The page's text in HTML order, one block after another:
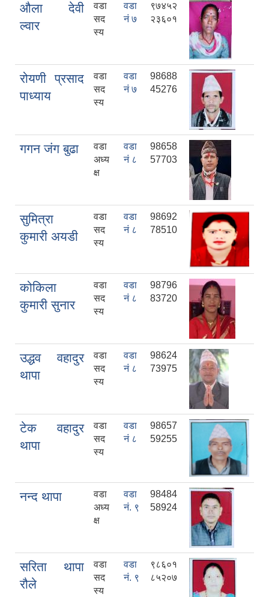
औला देवी
ल्वार
वडा
सद
स्य
वडा
नं ७
९७४५२
२३६०१
रोयणी प्रसाद
पाध्याय
वडा
सद
स्य
वडा
नं ७
98688
45276
गगन जंग बुढा
वडा
अध्य
क्ष
वडा
नं ८
98658
57703
सुमित्रा
कुमारी अयडी
वडा
सद
स्य
वडा
नं ८
98692
78510
कोकिला
कुमारी सुनार
वडा
सद
स्य
वडा
नं ८
98796
83720
उद्धव वहादुर
थापा
वडा
सद
स्य
वडा
नं ८
98624
73975
टेक वहादुर
थापा
वडा
सद
स्य
वडा
नं ८
98657
59255
नन्द थापा
वडा
अध्य
क्ष
वडा
नं. ९
98484
58924
सरिता थापा
रौले
वडा
सद
स्य
वडा
नं. ९
९८६०१
८५२०७